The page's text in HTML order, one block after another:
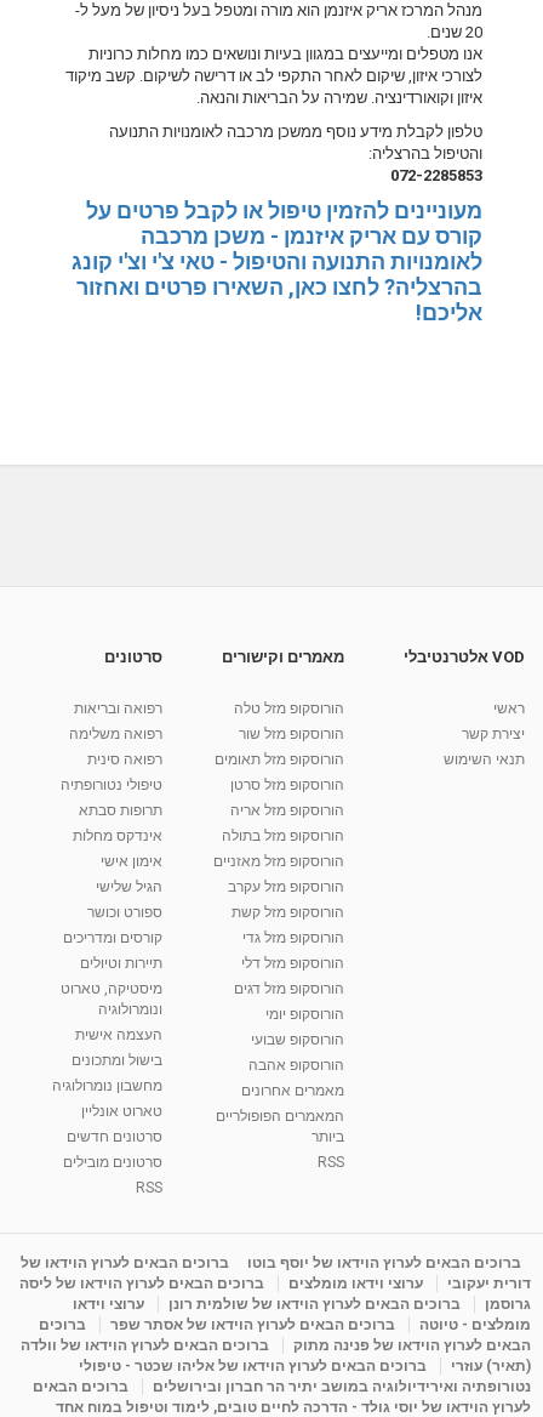
מנהל המרכז אריק איזנמן הוא מורה ומטפל בעל ניסיון של מעל ל-
20 שנים.
אנו מטפלים ומייעצים במגוון בעיות ונושאים כמו מחלות כרוניות
לצורכי איזון, שיקום לאחר התקפי לב או דרישה לשיקום. קשב מיקוד
איזון וקואורדינציה. שמירה על הבריאות והנאה.
טלפון לקבלת מידע נוסף ממשכן מרכבה לאומנויות התנועה
והטיפול בהרצליה:
072-2285853
מעוניינים להזמין טיפול או לקבל פרטים על
קורס עם אריק איזנמן - משכן מרכבה
לאומנויות התנועה והטיפול - טאי צ'י וצ'י קונג
בהרצליה? לחצו כאן, השאירו פרטים ואחזור
אליכם!
VOD אלטרנטיבלי
ראשי
יצירת קשר
תנאי השימוש
מאמרים וקישורים
הורוסקופ מזל טלה
הורוסקופ מזל שור
הורוסקופ מזל תאומים
הורוסקופ מזל סרטן
הורוסקופ מזל אריה
הורוסקופ מזל בתולה
הורוסקופ מזל מאזניים
הורוסקופ מזל עקרב
הורוסקופ מזל קשת
הורוסקופ מזל גדי
הורוסקופ מזל דלי
הורוסקופ מזל דגים
הורוסקופ יומי
הורוסקופ שבועי
הורוסקופ אהבה
מאמרים אחרונים
המאמרים הפופולריים
ביותר
RSS
סרטונים
רפואה ובריאות
רפואה משלימה
רפואה סינית
טיפולי נטורופתיה
תרופות סבתא
אינדקס מחלות
אימון אישי
הגיל שלישי
ספורט וכושר
קורסים ומדריכים
תיירות וטיולים
מיסטיקה, טארוט
ונומרולוגיה
העצמה אישית
בישול ומתכונים
מחשבון נומרולוגיה
טארוט אונליין
סרטונים חדשים
סרטונים מובילים
RSS
ברוכים הבאים לערוץ הוידאו של יוסף בוטו
ברוכים הבאים לערוץ הוידאו של
דורית יעקובי
ערוצי וידאו מומלצים
ברוכים הבאים לערוץ הוידאו של ליסה
גרוסמן
ברוכים הבאים לערוץ הוידאו של שולמית רונן
ערוצי וידאו
מומלצים - טיוטה
ברוכים הבאים לערוץ הוידאו של אסתר שפר
ברוכים
הבאים לערוץ הוידאו של פנינה מתוק
ברוכים הבאים לערוץ הוידאו של וולדה
(תאיר) עוזרי
ברוכים הבאים לערוץ הוידאו של אליהו שכטר - טיפולי
נטורופתיה ואירידיולוגיה במושב יתיר הר חברון ובירושלים
ברוכים הבאים
לערוץ הוידאו של יוסי גולד - הדרכה לחיים טובים, לימוד וטיפול במוח אחד